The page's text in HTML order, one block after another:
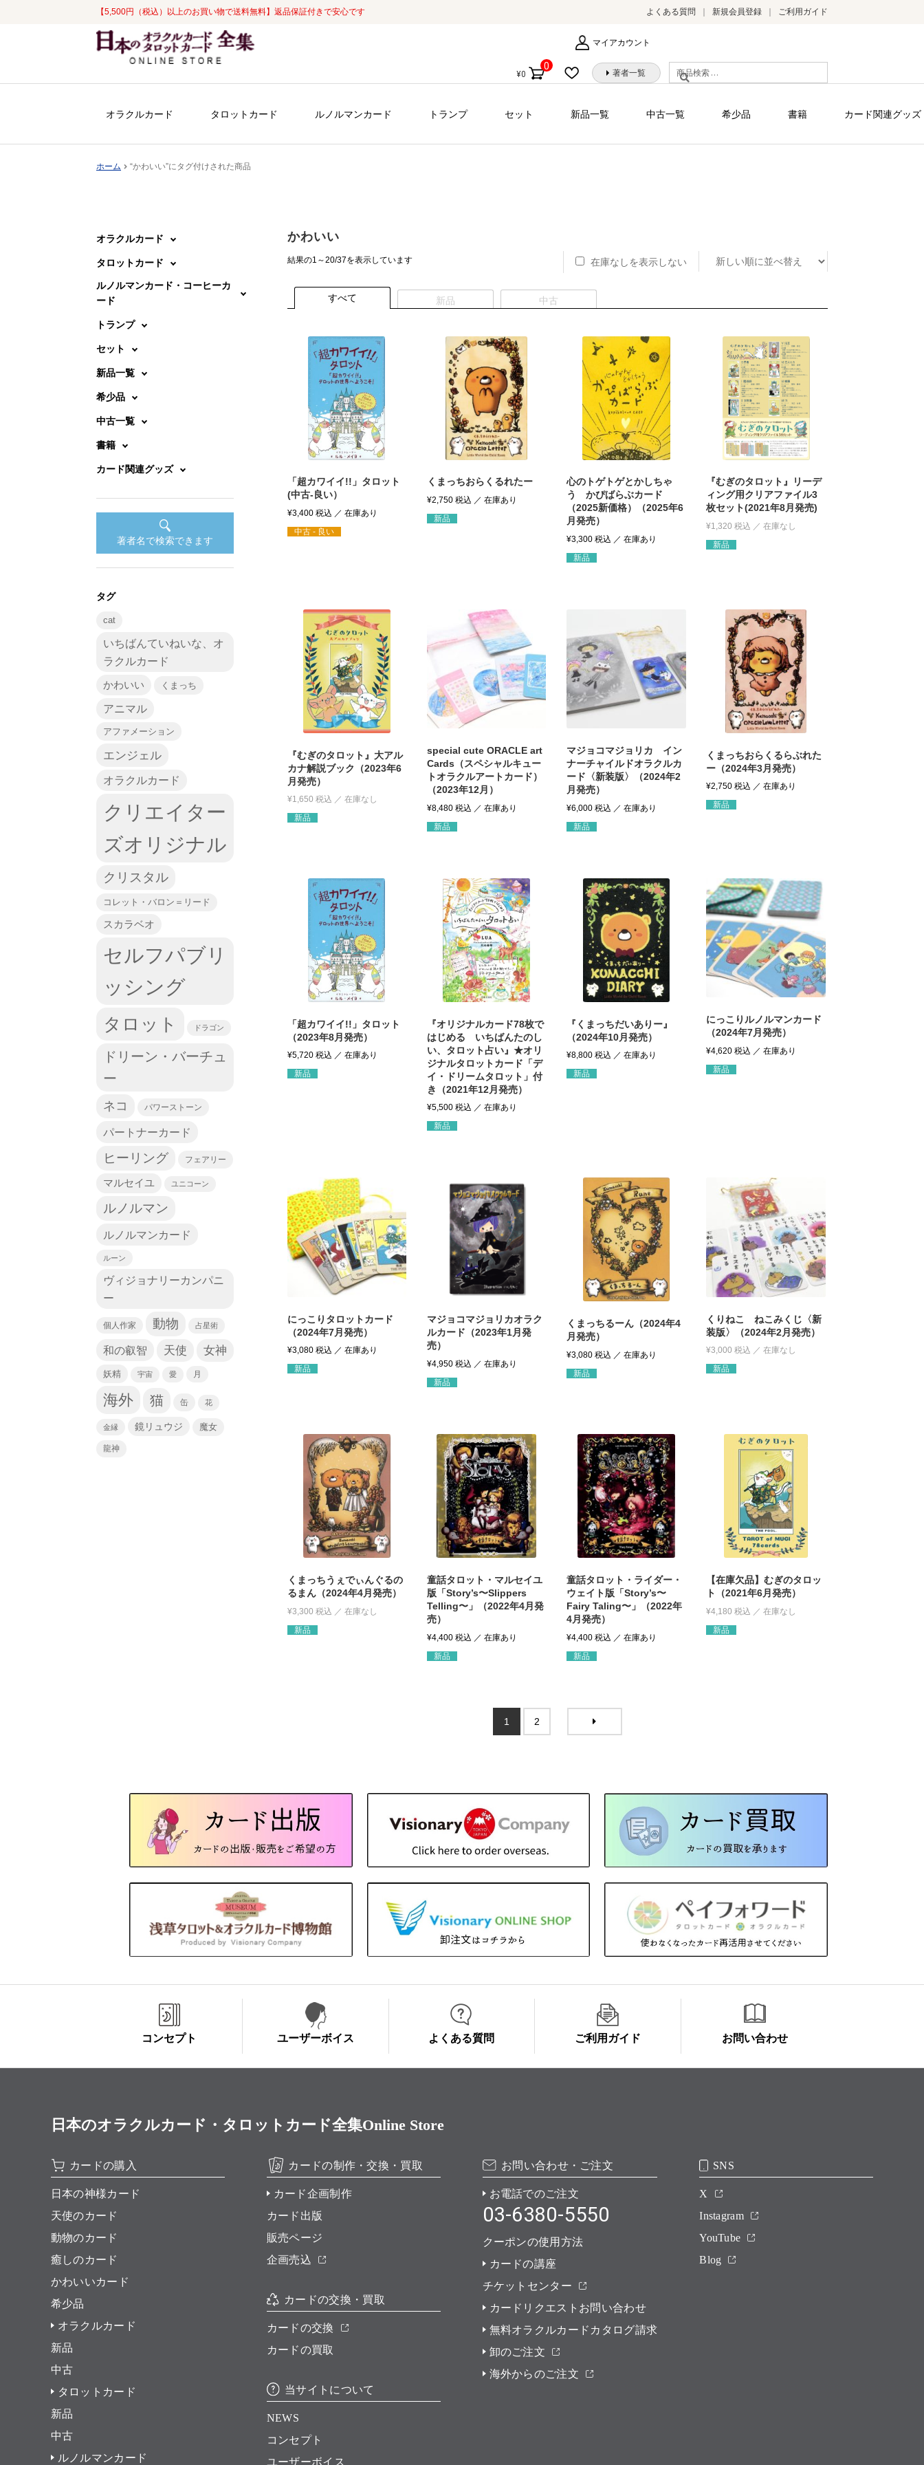
【5,500円（税込）以上のお買い物で送料無料】返品保証付きで安心です よくある質問 新規会員登録 ご利用ガイド
ナ
ビ
ン
コ
ン
ス
マイアカウント
検
索
象:
著者一覧
¥0
0
個
オラクルカード タロットカード ルノルマンカード トランプ セット 新品一覧 中古一覧 希少品 書籍 カード関連グッズ
ホーム “かわいい”にタグ付けされた商品
かわいい
結果の1～20/37を表示しています新
在庫なしを表示しない
すべて 新品 中古
「超カワイイ!!」タロット
(中古-良い）
¥3,400税込
中古 - 良い
くまっちおらくるれたー
¥2,750税込
新品
心のトゲトゲとかしちゃ
う かぴばらぶカード
（2025新価格）（2025年6
月発売）
¥3,300 税込
新品
『むぎのタロット』リーデ
ィング用クリアファイル3
枚セット(2021年8月発売)
¥1,320 税込
新品
『むぎのタロット』大アル
カナ解説ブック（2023年6
月発売）
¥1,650 税込
新品
special cute ORACLE art
Cards（スペシャルキュー
トオラクルアートカード）
（2023年12月）
¥8,480税込
新品
マジョコマジョリカ イン
ナーチャイルドオラクルカ
ード〈新装版〉（2024年2
月発売）
¥6,000 税込
新品
くまっちおらくるらぶれた
ー（2024年3月発売）
¥2,750 税込
新品
「超カワイイ!!」タロット
（2023年8月発売）
¥5,720税込
新品
『オリジナルカード78枚で
はじめる いちばんたのし
い、タロット占い』★オリ
ジナルタロットカード「デ
イ・ドリームタロット」付
き（2021年12月発売）
¥5,500税込
新品
『くまっちだいありー』
（2024年10月発売）
¥8,800 税込
新品
にっこりルノルマンカード
（2024年7月発売）
¥4,620 税込
新品
にっこりタロットカード
（2024年7月発売）
¥3,080税込
新品
マジョコマジョリカオラク
ルカード（2023年1月発
売）
¥4,950税込
新品
くまっちるーん（2024年4
月発売）
¥3,080 税込
新品
くりねこ ねこみくじ〈新
装版〉（2024年2月発売）
¥3,000 税込
新品
くまっちうぇでぃんぐるの
るまん（2024年4月発売）
¥3,300 税込
新品
童話タロット・マルセイユ
版「Story’s〜Slippers
Telling〜」（2022年4月発
売）
¥4,400税込
新品
童話タロット・ライダー・
ウェイト版「Story’s〜
Fairy Taling〜」（2022年
4月発売）
¥4,400 税込
新品
【在庫欠品】むぎのタロッ
ト（2021年6月発売）
¥4,180 税込
新品
1 2
オラクルカード
タロットカード
ルノルマンカード・コーヒーカ
ード
トランプ
セット
新品一覧
希少品
中古一覧
書籍
カード関連グッズ
著者名で検索できます
タグ
cat
いちばんていねいな、オ
ラクルカード
かわいい くまっち
アニマル
アファメーション
エンジェル
オラクルカード
クリエイター
ズオリジナル
クリスタル
コレット・バロン＝リード
スカラベオ
セルフパブリ
ッシング
タロット ドラゴン
ドリーン・バーチュ
ー
ネコ パワーストーン
パートナーカード
ヒーリング フェアリー
マルセイユ ユニコーン
ルノルマン
ルノルマンカード
ルーン
ヴィジョナリーカンパニ
ー
個人作家 動物 占星術
和の叡智 天使 女神
妖精 宇宙 愛 月
海外 猫 缶 花
金縁 鏡リュウジ 魔女
龍神
コンセプト ユーザーボイス よくある質問 ご利用ガイド お問い合わせ
日本のオラクルカード・タロットカード全集Online Store
カードの購入
日本の神様カード
天使のカード
動物のカード
癒しのカード
かわいいカード
希少品
オラクルカード
新品
中古
タロットカード
新品
中古
ルノルマンカード
カードの制作・交換・買取
カード企画制作
カード出版
販売ページ
企画売込
カードの交換・買取
カードの交換
カードの買取
当サイトについて
NEWS
コンセプト
ユーザーボイス
お問い合わせ・ご注文
お電話でのご注文
03-6380-5550
クーポンの使用方法
カードの講座
チケットセンター
カードリクエストお問い合わせ
無料オラクルカードカタログ請求
卸のご注文
海外からのご注文
SNS
X
Instagram
YouTube
Blog